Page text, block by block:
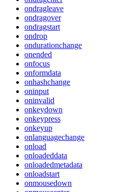
ondragleave
ondragover
ondragstart
ondrop
ondurationchange
onended
onfocus
onformdata
onhashchange
oninput
oninvalid
onkeydown
onkeypress
onkeyup
onlanguagechange
onload
onloadeddata
onloadedmetadata
onloadstart
onmousedown